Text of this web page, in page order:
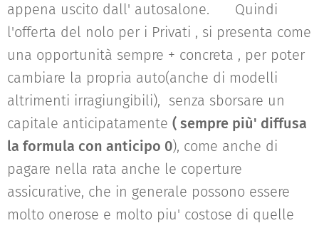
appena uscito dall' autosalone. Quindi
l'offerta del nolo per i Privati , si presenta come
una opportunità sempre + concreta , per poter
cambiare la propria auto(anche di modelli
altrimenti irragiungibili), senza sborsare un
capitale anticipatamente ( sempre più' diffusa
la formula con anticipo 0), come anche di
pagare nella rata anche le coperture
assicurative, che in generale possono essere
molto onerose e molto piu' costose di quelle